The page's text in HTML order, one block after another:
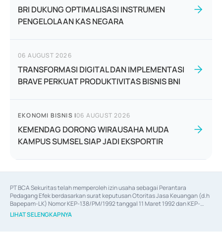
BRI DUKUNG OPTIMALISASI INSTRUMEN
PENGELOLAAN KAS NEGARA
06 AUGUST 2026
TRANSFORMASI DIGITAL DAN IMPLEMENTASI
BRAVE PERKUAT PRODUKTIVITAS BISNIS BNI
EKONOMI BISNIS |06 AUGUST 2026
KEMENDAG DORONG WIRAUSAHA MUDA
KAMPUS SUMSEL SIAP JADI EKSPORTIR
PT BCA Sekuritas telah memperoleh izin usaha sebagai Perantara
Pedagang Efek berdasarkan surat keputusan Otoritas Jasa Keuangan (d.h
Bapepam-LK) Nomor KEP-138/PM/1992 tanggal 11 Maret 1992 dan KEP-
06/D.04/2014 tanggal 28 Februari 2014, izin usaha sebagai Penjamin Emisi
Efek berdasarkan surat keputusan Otoritas Jasa Keuangan Nomor KEP-
LIHAT SELENGKAPNYA